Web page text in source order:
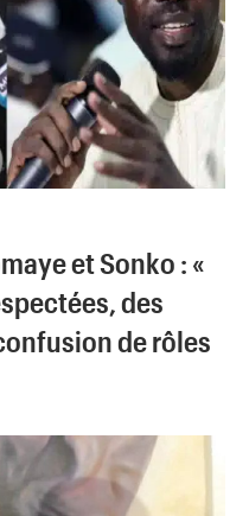
et Sonko : «
des
de rôles